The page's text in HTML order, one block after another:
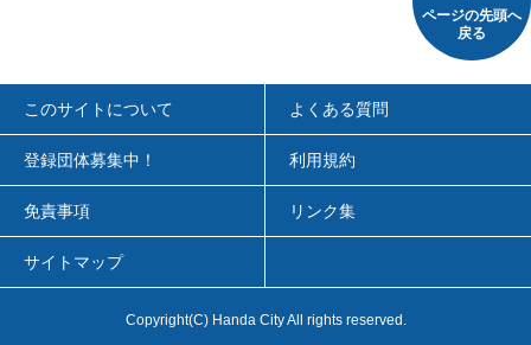
ページの先頭へ
戻る
このサイトについて よくある質問
登録団体募集中！ 利用規約
免責事項 リンク集
サイトマップ
Copyright(C) Handa City All rights reserved.